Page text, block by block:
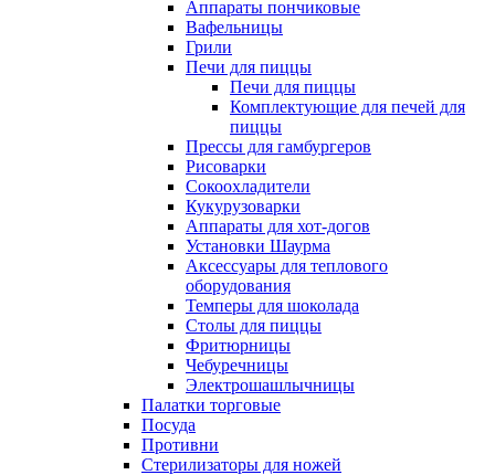
Аппараты пончиковые
Вафельницы
Грили
Печи для пиццы
Печи для пиццы
Комплектующие для печей для
пиццы
Прессы для гамбургеров
Рисоварки
Сокоохладители
Кукурузоварки
Аппараты для хот-догов
Установки Шаурма
Аксессуары для теплового
оборудования
Темперы для шоколада
Столы для пиццы
Фритюрницы
Чебуречницы
Электрошашлычницы
Палатки торговые
Посуда
Противни
Стерилизаторы для ножей